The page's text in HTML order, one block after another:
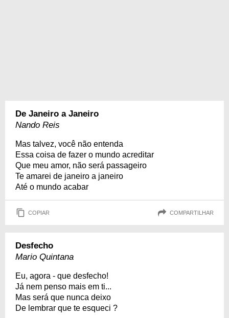
De Janeiro a Janeiro
Nando Reis
Mas talvez, você não entenda
Essa coisa de fazer o mundo acreditar
Que meu amor, não será passageiro
Te amarei de janeiro a janeiro
Até o mundo acabar
COPIAR COMPARTILHAR
Desfecho
Mario Quintana
Eu, agora - que desfecho!
Já nem penso mais em ti...
Mas será que nunca deixo
De lembrar que te esqueci ?